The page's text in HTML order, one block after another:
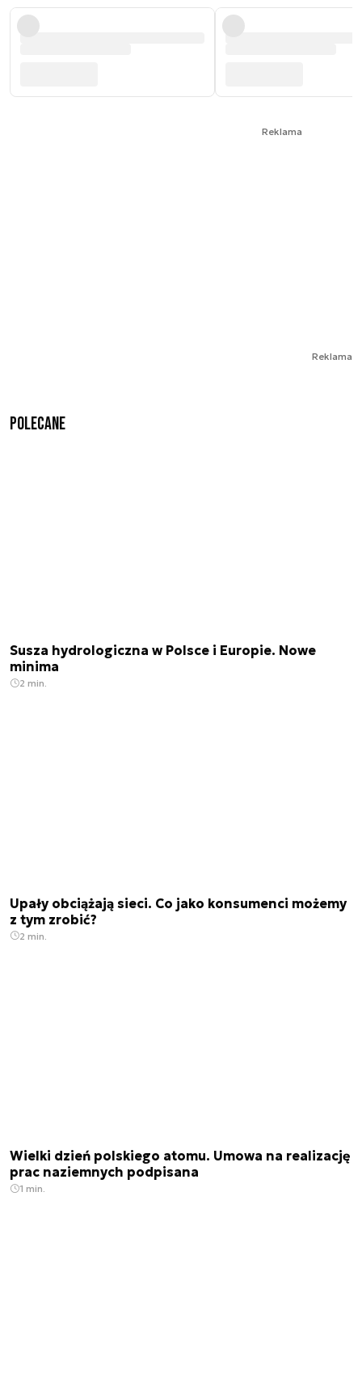
Reklama
Reklama
Polecane
Susza hydrologiczna w Polsce i Europie. Nowe
minima
2 min.
Upały obciążają sieci. Co jako konsumenci możemy
z tym zrobić?
2 min.
Wielki dzień polskiego atomu. Umowa na realizację
prac naziemnych podpisana
1 min.